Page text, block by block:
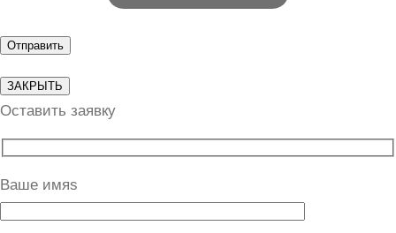
ЗАКРЫТЬ
Оставить заявку
Ваше имяs